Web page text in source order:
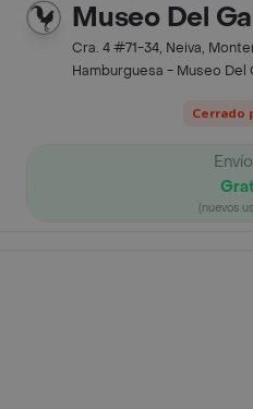
Museo Del
Cra. 4 #71-34, Neiva,
Hamburguesa - Museo Del
Cerrado
Envío
(nuevos